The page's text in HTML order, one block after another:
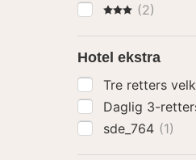
3 Stjerner
(2)
Hotel ekstra
Tre retters
Daglig 3-
sde_764 (1)